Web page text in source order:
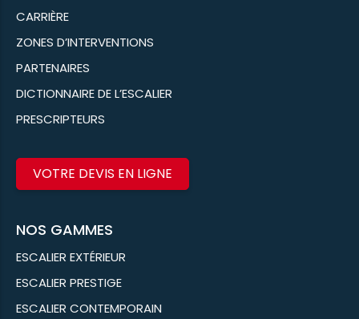
CARRIÈRE
ZONES D’INTERVENTIONS
PARTENAIRES
DICTIONNAIRE DE L’ESCALIER
PRESCRIPTEURS
VOTRE DEVIS EN LIGNE
NOS GAMMES
ESCALIER EXTÉRIEUR
ESCALIER PRESTIGE
ESCALIER CONTEMPORAIN